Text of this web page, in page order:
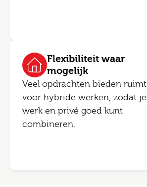
Flexibiliteit waar
mogelijk
Veel opdrachten bieden
voor hybride werken, zodat je
werk en privé goed kunt
combineren.